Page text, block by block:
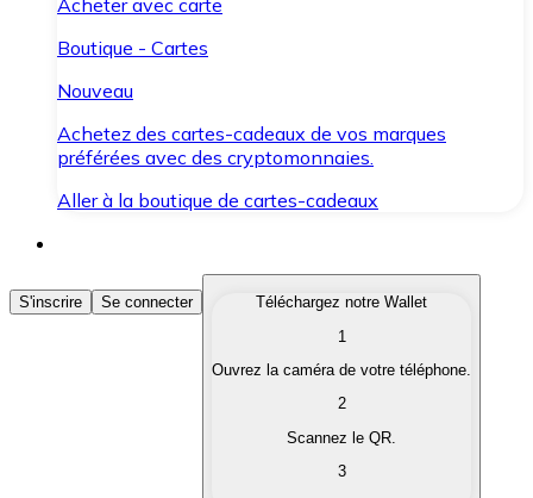
Acheter avec carte
Boutique - Cartes
Nouveau
Achetez des cartes-cadeaux de vos marques
préférées avec des cryptomonnaies.
Aller à la boutique de cartes-cadeaux
Acheter des Cryptomonnaies
Achetez les cryptomonnaies qui vous intéressent
Convertissez vos cryptomonnaies en monnaie
S'inscrire Se connecter
Téléchargez notre Wallet
1
Ouvrez la caméra de votre téléphone.
2
Scannez le QR.
3